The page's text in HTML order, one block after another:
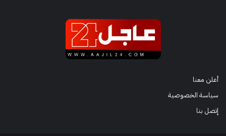
أعلن معنا
سياسة الخصوصية
إتصل بنا